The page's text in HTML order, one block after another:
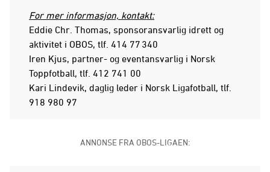
For mer informasjon, kontakt:
Eddie Chr. Thomas, sponsoransvarlig idrett og
aktivitet i OBOS, tlf. 414 77 340
Iren Kjus, partner- og eventansvarlig i Norsk
Toppfotball, tlf. 412 741 00
Kari Lindevik, daglig leder i Norsk Ligafotball, tlf.
918 980 97
ANNONSE FRA OBOS-LIGAEN: